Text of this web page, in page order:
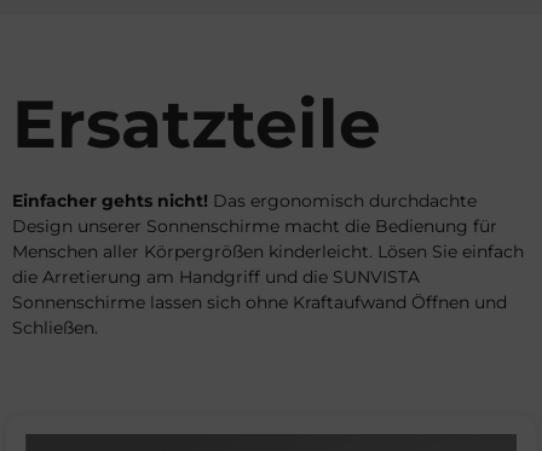
Ersatzteile
Einfacher gehts nicht! Das ergonomisch durchdachte
Design unserer Sonnenschirme macht die Bedienung für
Menschen aller Körpergrößen kinderleicht. Lösen Sie einfach
die Arretierung am Handgriff und die SUNVISTA
Sonnenschirme lassen sich ohne Kraftaufwand Öffnen und
Schließen.